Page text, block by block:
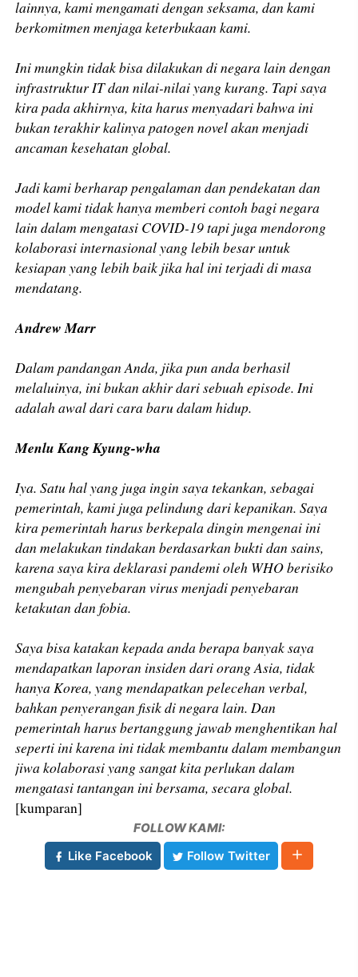
lainnya, kami mengamati dengan seksama, dan kami
berkomitmen menjaga keterbukaan kami.
Ini mungkin tidak bisa dilakukan di negara lain dengan
infrastruktur IT dan nilai-nilai yang kurang. Tapi saya
kira pada akhirnya, kita harus menyadari bahwa ini
bukan terakhir kalinya patogen novel akan menjadi
ancaman kesehatan global.
Jadi kami berharap pengalaman dan pendekatan dan
model kami tidak hanya memberi contoh bagi negara
lain dalam mengatasi COVID-19 tapi juga mendorong
kolaborasi internasional yang lebih besar untuk
kesiapan yang lebih baik jika hal ini terjadi di masa
mendatang.
Andrew Marr
Dalam pandangan Anda, jika pun anda berhasil
melaluinya, ini bukan akhir dari sebuah episode. Ini
adalah awal dari cara baru dalam hidup.
Menlu Kang Kyung-wha
Iya. Satu hal yang juga ingin saya tekankan, sebagai
pemerintah, kami juga pelindung dari kepanikan. Saya
kira pemerintah harus berkepala dingin mengenai ini
dan melakukan tindakan berdasarkan bukti dan sains,
karena saya kira deklarasi pandemi oleh WHO berisiko
mengubah penyebaran virus menjadi penyebaran
ketakutan dan fobia.
Saya bisa katakan kepada anda berapa banyak saya
mendapatkan laporan insiden dari orang Asia, tidak
hanya Korea, yang mendapatkan pelecehan verbal,
bahkan penyerangan fisik di negara lain. Dan
pemerintah harus bertanggung jawab menghentikan hal
seperti ini karena ini tidak membantu dalam membangun
jiwa kolaborasi yang sangat kita perlukan dalam
mengatasi tantangan ini bersama, secara global.
[kumparan]
FOLLOW KAMI:
Like Facebook
Follow Twitter